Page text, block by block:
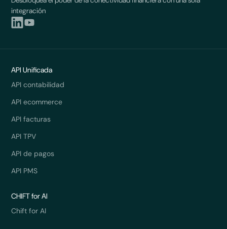
integración
API Unificada
API contabilidad
API ecommerce
API facturas
API TPV
API de pagos
API PMS
CHIFT for AI
Chift for AI